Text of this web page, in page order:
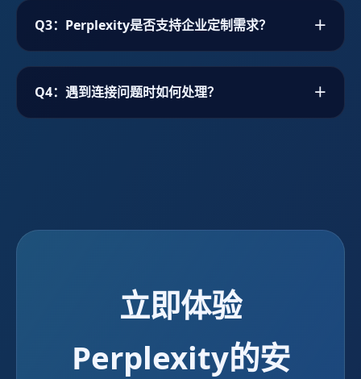
使得Windows、macOS、iOS、Android之间的设
置可以自动同步，用户在任意设备上登录即可享受
Q3：Perplexity是否支持企业定制需求？ ＋
策略模板，Perplexity还提供API与Webhook，帮
助企业快速纳入自身安全体系。
Q4：遇到连接问题时如何处理？ ＋
立即体验
Perplexity的安